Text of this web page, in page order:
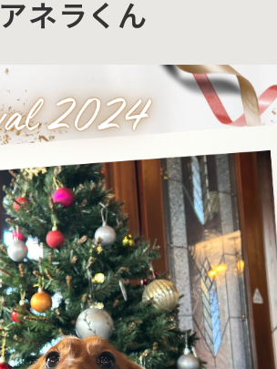
アネラくん